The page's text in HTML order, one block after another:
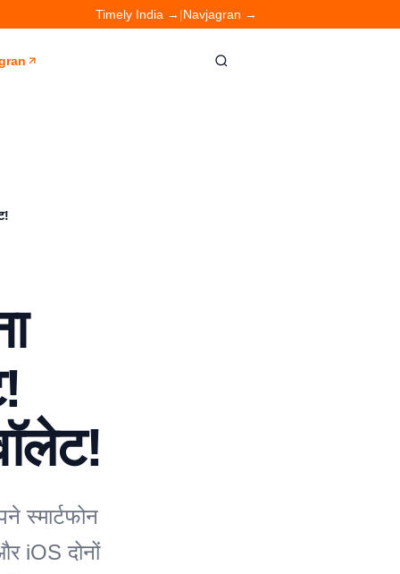
Timely India → |Navjagran →
स्मार्टफोन
iOS दोनों